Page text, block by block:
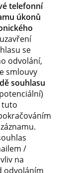
telefonní
úkonů
se
odvolání,
smlouvy
souhlasu
tuto
/
na
odvoláním